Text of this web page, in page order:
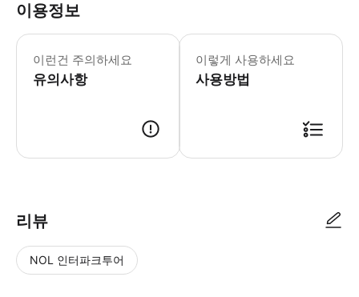
이용정보
이런건 주의하세요
유의사항
일일 수용 인원이 제한되어 있으며,
이렇게 사용하세요
사용방법
리뷰
NOL 인터파크투어